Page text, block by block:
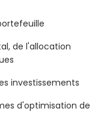
de l'allocation
investissements
d'optimisation de